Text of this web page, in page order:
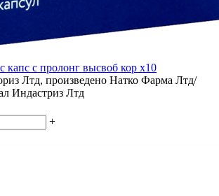
с пролонг высвоб кор x10
Лтд, произведено Натко Фарма Лтд/
Индастриз Лтд
+